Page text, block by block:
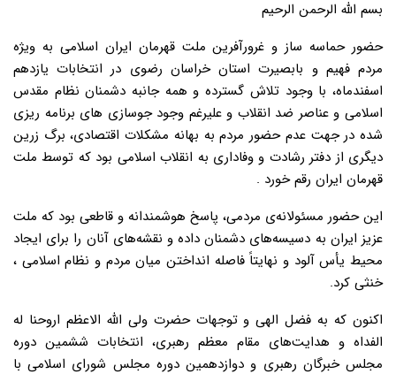
بسم الله الرحمن الرحیم
حضور حماسه ساز و غرورآفرین ملت قهرمان ایران اسلامی به ویژه
مردم فهیم و بابصیرت استان خراسان رضوی در انتخابات یازدهم
اسفندماه، با وجود تلاش گسترده و همه جانبه دشمنان نظام مقدس
اسلامی و عناصر ضد انقلاب و علیرغم وجود جوسازی های برنامه ریزی
شده در جهت عدم حضور مردم به بهانه مشکلات اقتصادی، برگ زرین
دیگری از دفتر رشادت و وفاداری به انقلاب اسلامی بود که توسط ملت
قهرمان ایران رقم خورد .
این حضور مسئولانه‌ی مردمی، پاسخ هوشمندانه و قاطعی بود که ملت
عزیز ایران به دسیسه‌های دشمنان داده و نقشه‌های آنان را برای ایجاد
محیط یأس آلود و نهایتاً فاصله انداختن میان مردم و نظام اسلامی ،
خنثی کرد.
اکنون که به فضل الهی و توجهات حضرت ولی الله الاعظم اروحنا له
الفداه و هدایت‌های مقام معظم رهبری، انتخابات ششمین دوره
مجلس خبرگان رهبری و دوازدهمین دوره مجلس شورای اسلامی با